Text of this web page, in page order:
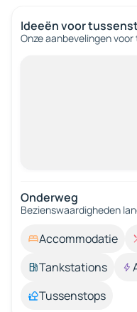
Ideeën voor
Onze aanbevelingen
Onderweg
Bezienswaardigheden
Accommodatie
Tankstations
Tussenstops